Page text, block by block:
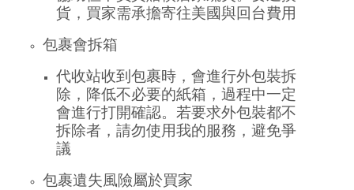
貨，買家需承擔寄往美國與回台費用
包裹會拆箱
代收站收到包裹時，會進行外包裝拆
除，降低不必要的紙箱，過程中一定
會進行打開確認。若要求外包裝都不
拆除者，請勿使用我的服務，避免爭
議
包裹遺失風險屬於買家